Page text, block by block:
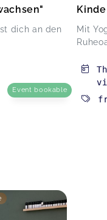
dich an den
Event bookable
Mit